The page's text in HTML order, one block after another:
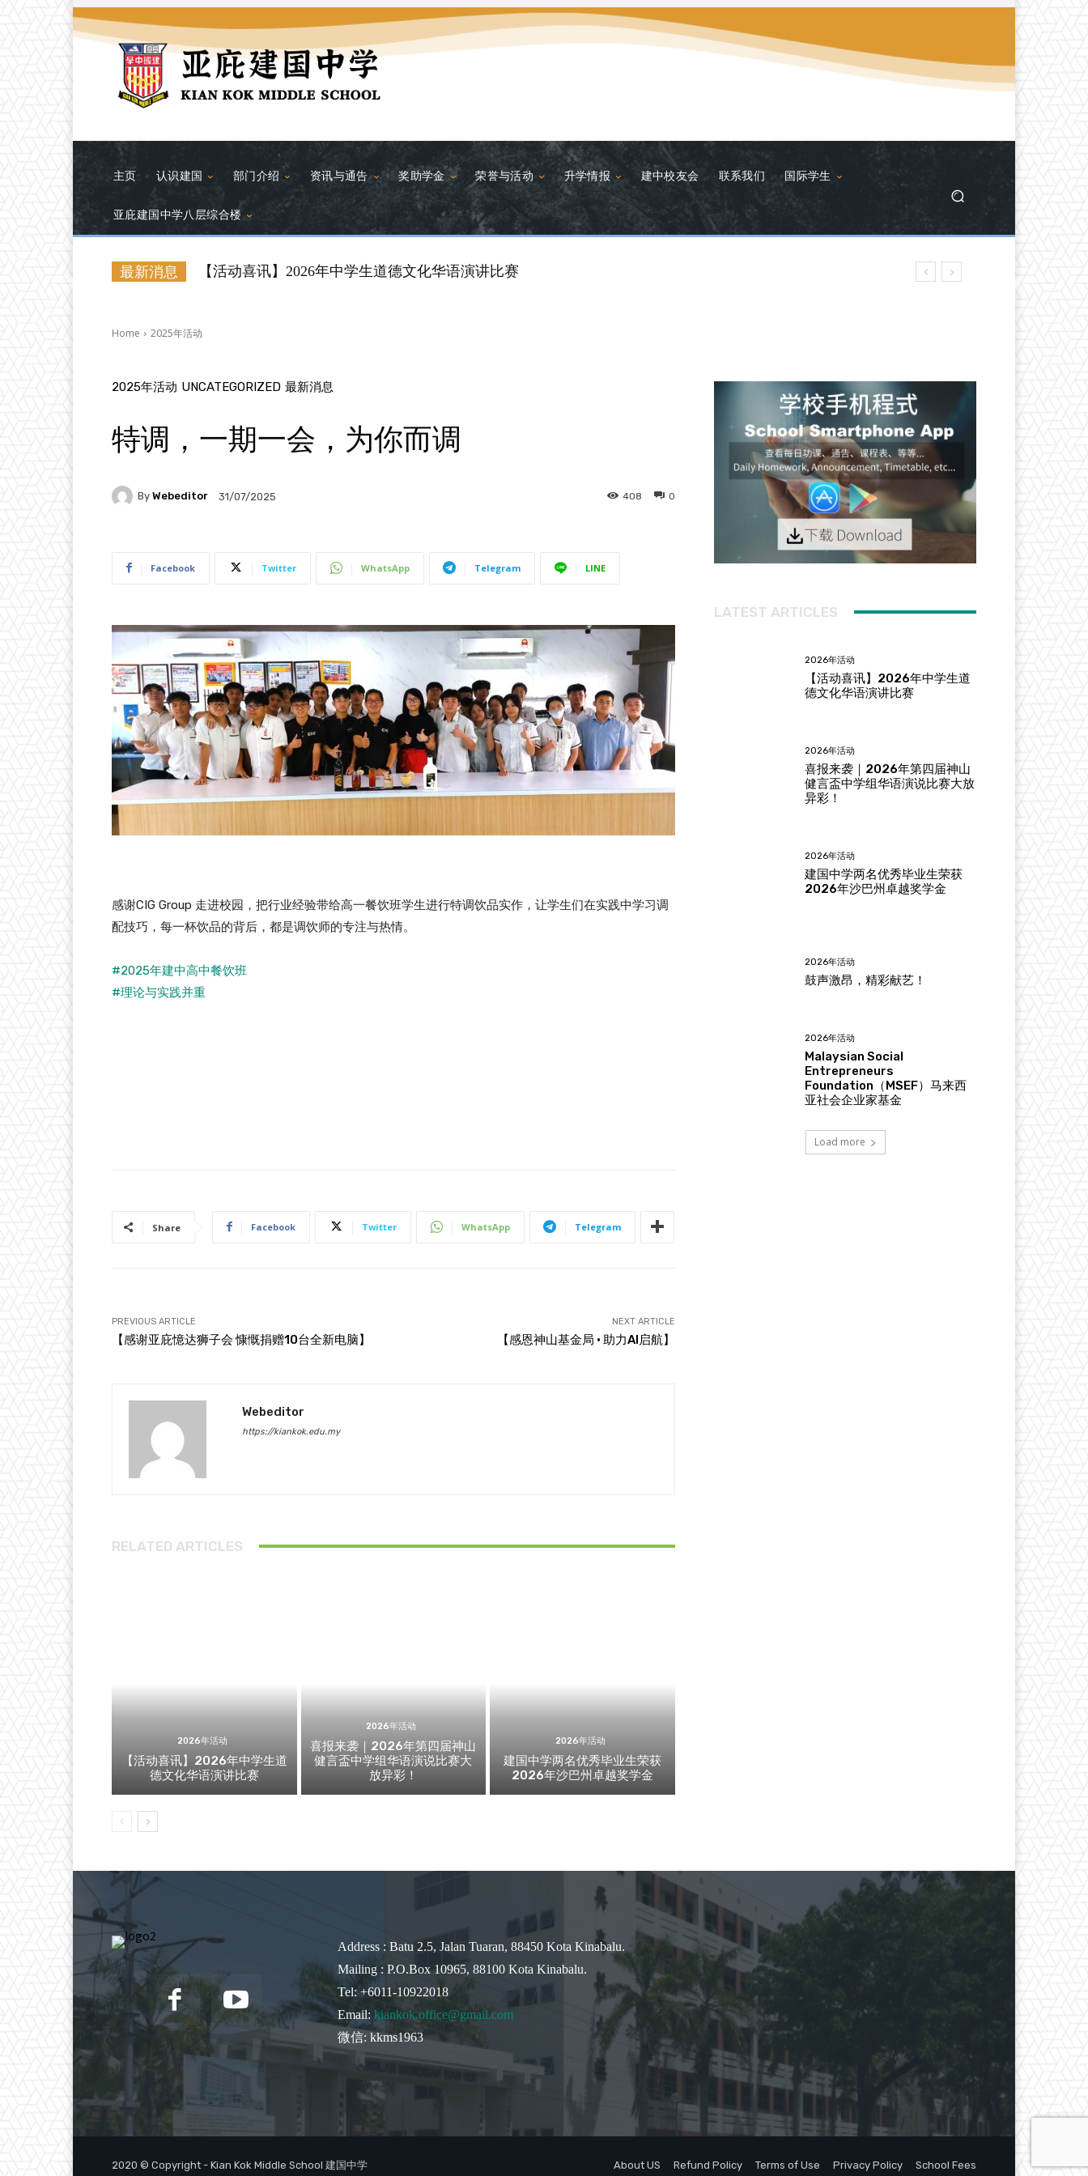
主页 认识建国 部门介绍 资讯与通告 奖助学金 荣誉与活动 升学情报 建中校友会 联系我们 国际学生
亚庇建国中学八层综合楼
最新消息 【活动喜讯】2026年中学生道德文化华语演讲比赛
Home 2025年活动
2025年活动 UNCATEGORIZED 最新消息
特调，一期一会，为你而调
By Webeditor 31/07/2025 0
408
Facebook Twitter WhatsApp Telegram LINE
感谢CIG Group 走进校园，把行业经验带给高一餐饮班学生进行特调饮品实作，让学生们在实践中学习调
配技巧，每一杯饮品的背后，都是调饮师的专注与热情。
#2025年建中高中餐饮班
#理论与实践并重
Share Facebook Twitter WhatsApp Telegram
PREVIOUS ARTICLE
【感谢亚庇憶达狮子会 慷慨捐赠10台全新电脑】
NEXT ARTICLE
【感恩神山基金局 · 助力AI启航】
Webeditor
https://kiankok.edu.my
RELATED ARTICLES
2026年活动
【活动喜讯】2026年中学生道
德文化华语演讲比赛
2026年活动
喜报来袭｜2026年第四届神山
健言盃中学组华语演说比赛大
放异彩！
2026年活动
建国中学两名优秀毕业生荣获
2026年沙巴州卓越奖学金
LATEST ARTICLES
2026年活动
【活动喜讯】2026年中学生道
德文化华语演讲比赛
2026年活动
喜报来袭｜2026年第四届神山
健言盃中学组华语演说比赛大放
异彩！
2026年活动
建国中学两名优秀毕业生荣获
2026年沙巴州卓越奖学金
2026年活动
鼓声激昂，精彩献艺！
2026年活动
Malaysian Social
Entrepreneurs
Foundation（MSEF）马来西
亚社会企业家基金
Load more
Address : Batu 2.5, Jalan Tuaran, 88450 Kota Kinabalu.
Mailing : P.O.Box 10965, 88100 Kota Kinabalu.
Tel: +6011-10922018
Email: kiankok.office@gmail.com
微信: kkms1963
2020 © Copyright - Kian Kok Middle School 建国中学 About US Refund Policy Terms of Use Privacy Policy School Fees